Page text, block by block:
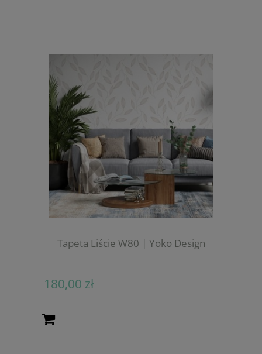
Tapeta Liście W80 | Yoko Design
180,00 zł